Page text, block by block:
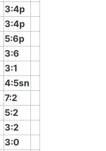
3:4p
3:4p
5:6p
3:6
3:1
4:5sn
7:2
5:2
3:2
3:0